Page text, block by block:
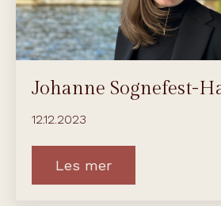
Johanne Sognefest-
12.12.2023
Les mer